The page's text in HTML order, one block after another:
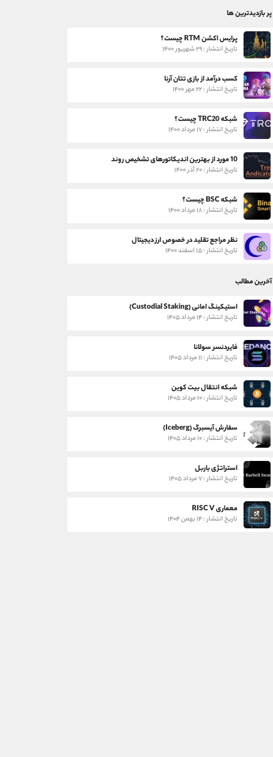
پر بازدیدترین ها
پرایس اکشن RTM چیست؟
تاریخ انتشار : ۲۹ شهریور ۱۴۰۰
کسب درآمد از بازی تتان آرنا
تاریخ انتشار : ۲۲ مهر ۱۴۰۰
شبکه TRC20 چیست؟
تاریخ انتشار : ۱۷ مرداد ۱۴۰۰
10 مورد از بهترین اندیکاتورهای تشخیص روند
تاریخ انتشار : ۲۰ آذر ۱۴۰۰
شبکه BSC چیست؟
تاریخ انتشار : ۱۸ مرداد ۱۴۰۰
نظر مراجع تقلید در خصوص ارز دیجیتال
تاریخ انتشار : ۱۵ اسفند ۱۴۰۰
آخرین مطالب
استیکینگ امانی (Custodial Staking)
تاریخ انتشار : ۱۴ مرداد ۱۴۰۵
فایردنسر سولانا
تاریخ انتشار : ۱۱ مرداد ۱۴۰۵
شبکه انتقال بیت کوین
تاریخ انتشار : ۱۰ مرداد ۱۴۰۵
سفارش آیسبرگ (Iceberg)
تاریخ انتشار : ۱۰ مرداد ۱۴۰۵
استراتژی باربل
تاریخ انتشار : ۷ مرداد ۱۴۰۵
معماری RISC V
تاریخ انتشار : ۱۴ بهمن ۱۴۰۴